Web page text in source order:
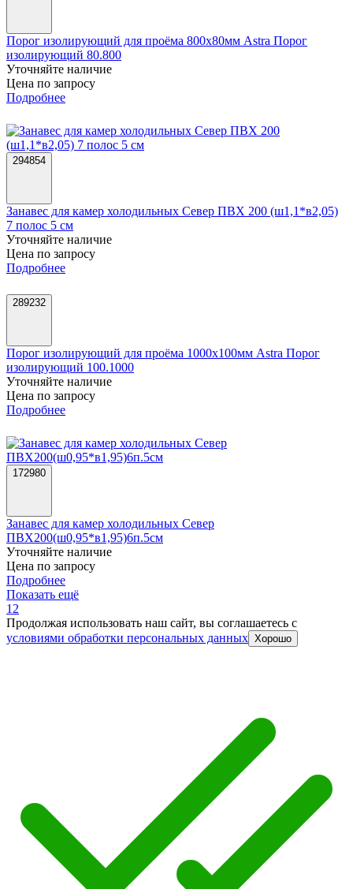
Порог изолирующий для проёма 800х80мм Astra Порог
изолирующий 80.800
Уточняйте наличие
Цена по запросу
Подробнее
294854
Занавес для камер холодильных Север ПВХ 200 (ш1,1*в2,05)
7 полос 5 см
Уточняйте наличие
Цена по запросу
Подробнее
289232
Порог изолирующий для проёма 1000х100мм Astra Порог
изолирующий 100.1000
Уточняйте наличие
Цена по запросу
Подробнее
172980
Занавес для камер холодильных Север
ПВХ200(ш0,95*в1,95)6п.5см
Уточняйте наличие
Цена по запросу
Подробнее
Показать ещё
1 2
Продолжая использовать наш сайт, вы соглашаетесь c
условиями обработки персональных данных Хорошо